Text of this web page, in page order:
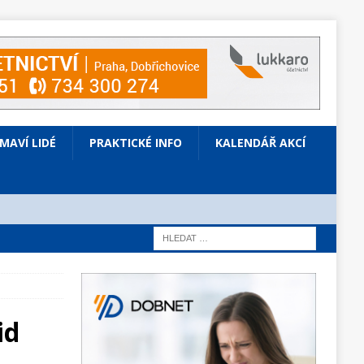
LIDÉ PRAKTICKÉ INFO KALENDÁŘ AKCÍ